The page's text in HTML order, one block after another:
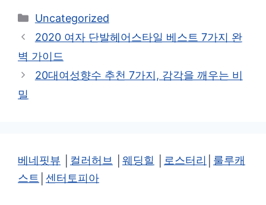
카
테
리
Uncategorized
2020 여자 단발헤어스타일 베스트 7가지 완
벽 가이드
20대여성향수 추천 7가지, 감각을 깨우는 비
밀
베네핏뷰 컬러허브 웨딩힐 로스터리
룰루캐
스트
센터토피아